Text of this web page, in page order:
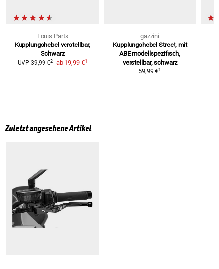
Louis Parts
Kupplungshebel verstellbar,
Schwarz
UVP 39,99 €2 ab 19,99 €1
gazzini
Kupplungshebel Street, mit
ABE modellspezifisch,
verstellbar, schwarz
59,99 €1
Zuletzt angesehene Artikel